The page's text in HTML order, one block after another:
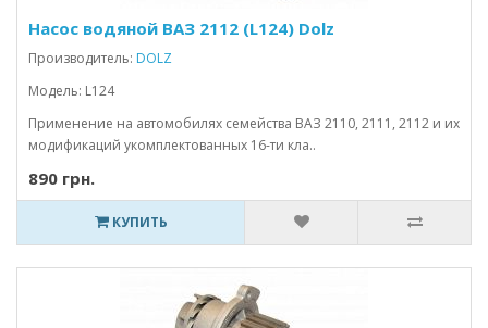
Насос водяной ВАЗ 2112 (L124) Dolz
Производитель: DOLZ
Модель: L124
Применение на автомобилях семейства ВАЗ 2110, 2111, 2112 и их
модификаций укомплектованных 16-ти кла..
890 грн.
КУПИТЬ